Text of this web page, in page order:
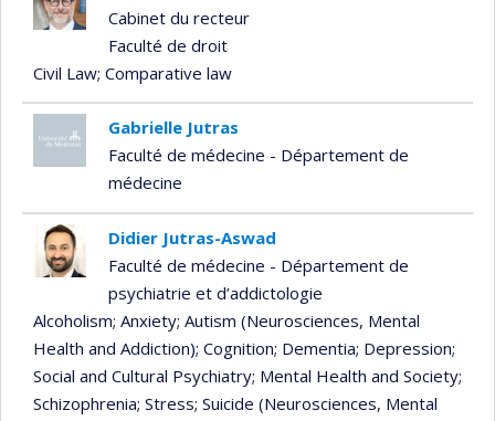
Cabinet du recteur
Faculté de droit
Civil Law; Comparative law
Gabrielle Jutras
Faculté de médecine - Département de
médecine
Didier Jutras-Aswad
Faculté de médecine - Département de
psychiatrie et d’addictologie
Alcoholism; Anxiety; Autism (Neurosciences, Mental
Health and Addiction); Cognition; Dementia; Depression;
Social and Cultural Psychiatry; Mental Health and Society;
Schizophrenia; Stress; Suicide (Neurosciences, Mental